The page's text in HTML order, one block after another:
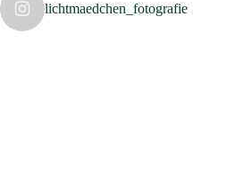
lichtmaedchen_fotografie